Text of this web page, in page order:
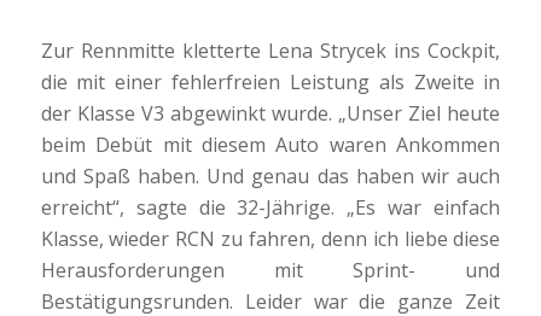
Zur Rennmitte kletterte Lena Strycek ins Cockpit,
die mit einer fehlerfreien Leistung als Zweite in
der Klasse V3 abgewinkt wurde. „Unser Ziel heute
beim Debüt mit diesem Auto waren Ankommen
und Spaß haben. Und genau das haben wir auch
erreicht“, sagte die 32-Jährige. „Es war einfach
Klasse, wieder RCN zu fahren, denn ich liebe diese
Herausforderungen mit Sprint- und
Bestätigungsrunden. Leider war die ganze Zeit